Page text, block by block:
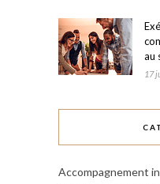
au
17
Accompagnement